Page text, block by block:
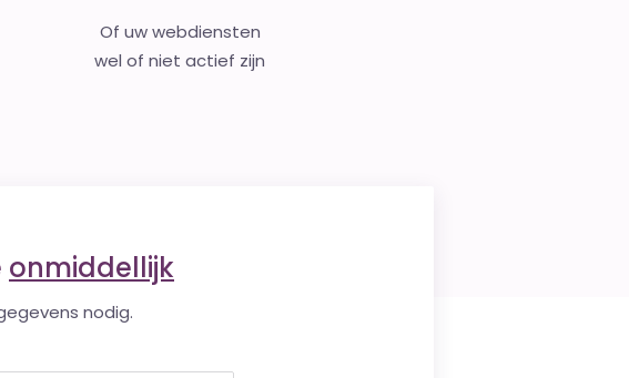
Of uw webdiensten
wel of niet actief zijn
onmiddellijk
nodig.